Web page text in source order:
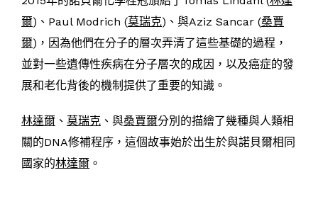
爾)、Paul Modrich (莫瑞克)、與Aziz Sancar (桑賈
爾)，因為他們在分子的層次弄清了這些基礎的過程，
並對一些遺傳性疾病在分子層次的成因，以及癌症的發
展和老化背後的機制提供了重要的知識。
林達爾 、 莫瑞克 、與桑賈爾分別的描繪了幾種與人類相
關的DNA修補程序，這個故事始於出生於與諾貝爾相同
國家的林達爾 。